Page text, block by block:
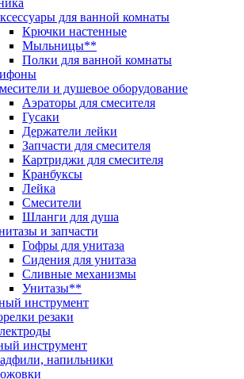
для ванной комнаты
Крючки настенные
Мыльницы**
Полки для ванной комнаты
и душевое оборудование
Аэраторы для смесителя
Гусаки
Держатели лейки
Запчасти для смесителя
Картриджи для смесителя
Кранбуксы
Лейка
Смесители
Шланги для душа
и запчасти
Гофры для унитаза
Сидения для унитаза
Сливные механизмы
Унитазы**
инструмент
резаки
инструмент
напильники